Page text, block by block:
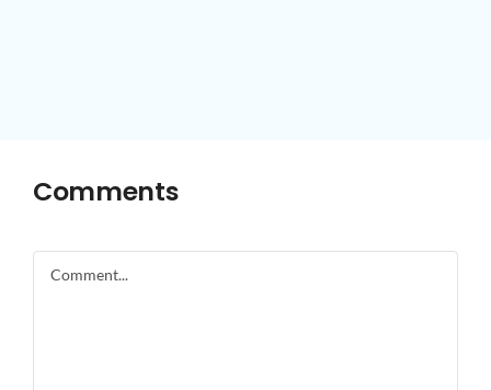
Comments
Comment